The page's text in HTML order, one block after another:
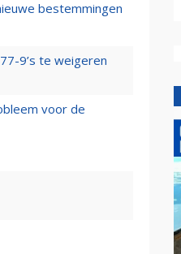
bestemmingen
9’s te weigeren
voor de